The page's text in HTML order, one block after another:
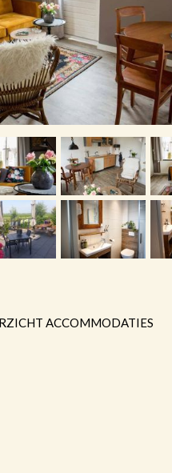
ACCOMMODATIES